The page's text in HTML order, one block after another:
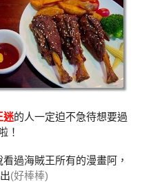
迷的人一定迫不急待想要過
！
過海賊王所有的漫畫阿，
(好棒棒)